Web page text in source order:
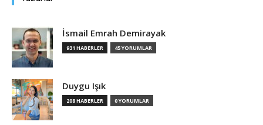
İsmail Emrah Demirayak
931 HABERLER 45 YORUMLAR
Duygu Işık
208 HABERLER 0 YORUMLAR